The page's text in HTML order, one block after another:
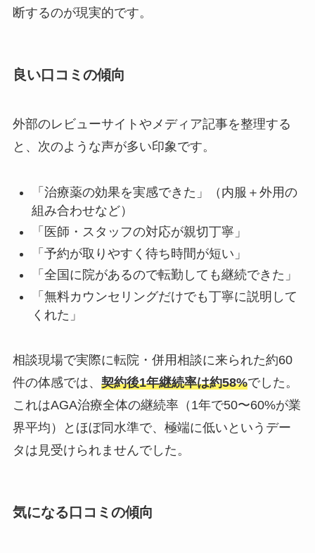
断するのが現実的です。
良い口コミの傾向
外部のレビューサイトやメディア記事を整理する
と、次のような声が多い印象です。
「治療薬の効果を実感できた」（内服＋外用の
組み合わせなど）
「医師・スタッフの対応が親切丁寧」
「予約が取りやすく待ち時間が短い」
「全国に院があるので転勤しても継続できた」
「無料カウンセリングだけでも丁寧に説明して
くれた」
相談現場で実際に転院・併用相談に来られた約60
件の体感では、 契約後1年継続率は約58%でした。
これはAGA治療全体の継続率（1年で50〜60%が業
界平均）とほぼ同水準で、極端に低いというデー
タは見受けられませんでした。
気になる口コミの傾向